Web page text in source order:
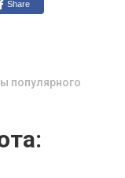
Share
популярного